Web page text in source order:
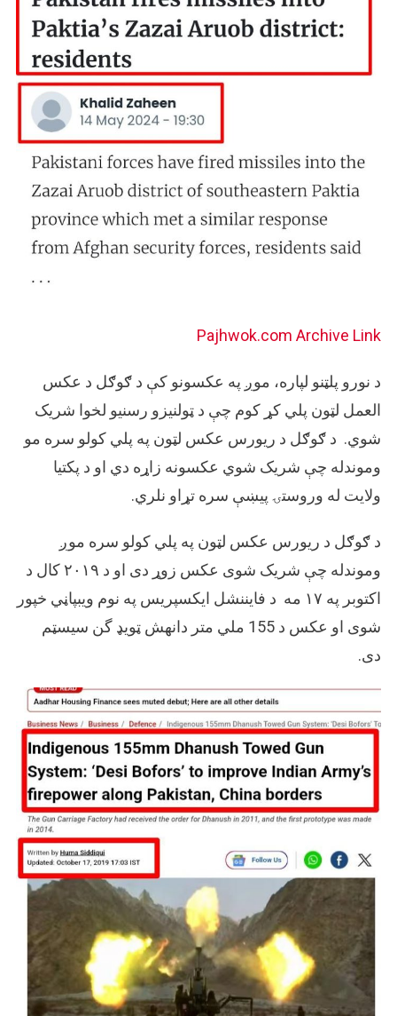
Pajhwok.com Archive Link
د نورو پلټنو لپاره، موږ په عکسونو کې د ګوګل د عکس
العمل لټون پلي کړ کوم چې د ټولنیزو رسنیو لخوا شریک
شوي. د ګوګل د ریورس عکس لټون په پلي کولو سره مو
وموندله چې شریک شوي عکسونه زاړه دي او د پکتیا
ولایت له وروستۍ پیښې سره تړاو نلري.
د ګوګل د ریورس عکس لټون په پلي کولو سره موږ
وموندله چې شریک شوی عکس زوړ دی او د ۲۰۱۹ کال د
اکتوبر په ۱۷ مه د فایننشل ایکسپریس په نوم ویبپاڼي خپور
شوی او عکس د 155 ملي متر دانهش ټویډ گن سیسټم
دی.